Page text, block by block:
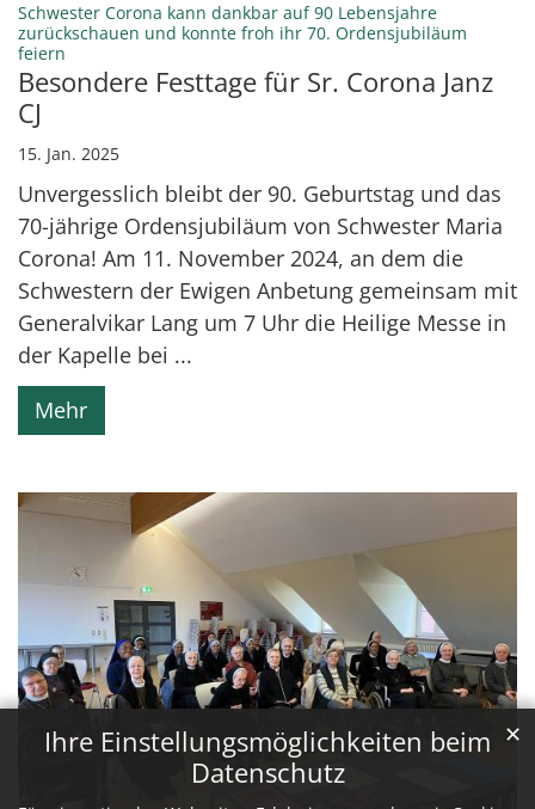
Ihre Einstellungsmöglichkeiten beim
Datenschutz
✕
Schwester Corona kann dankbar auf 90 Lebensjahre
zurückschauen und konnte froh ihr 70. Ordensjubiläum
feiern
Besondere Festtage für Sr. Corona Janz
CJ
15. Jan. 2025
Unvergesslich bleibt der 90. Geburtstag und das
70-jährige Ordensjubiläum von Schwester Maria
Corona! Am 11. November 2024, an dem die
Schwestern der Ewigen Anbetung gemeinsam mit
Generalvikar Lang um 7 Uhr die Heilige Messe in
der Kapelle bei ...
Mehr